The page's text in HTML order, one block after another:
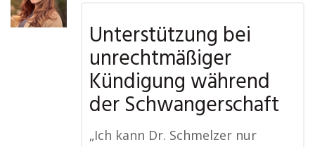
Unterstützung bei
unrechtmäßiger
Kündigung während
der Schwangerschaft
„Ich kann Dr. Schmelzer nur